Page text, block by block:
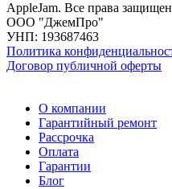
AppleJam. Все права
ООО "ДжемПро"
УНП: 193687463
Политика
Договор публичной оферты
О компании
Гарантийный ремонт
Рассрочка
Оплата
Гарантии
Блог